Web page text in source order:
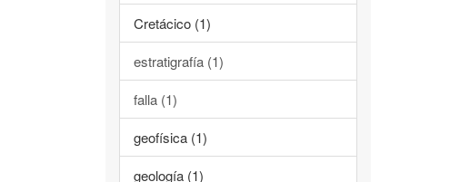
Cretácico (1)
estratigrafía (1)
falla (1)
geofísica (1)
geología (1)